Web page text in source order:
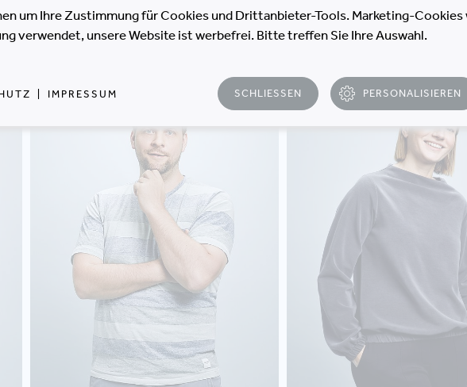
ARMIN
KNAUS
MAGDALENA
BUJAK
um Ihre Zustimmung für Cookies und Drittanbieter-Tools. Marketing-
verwendet, unsere Website ist werbefrei. Bitte treffen Sie Ihre Auswahl.
IMPRESSUM SCHLIESSEN PERSONALISIEREN